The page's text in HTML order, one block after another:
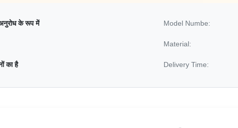
के रूप में Model Numbe:
Material:
का है Delivery Time: